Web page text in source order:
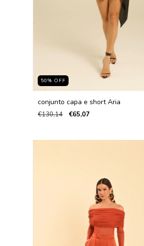
50% OFF
conjunto capa e short Aria
€130,14 €65,07